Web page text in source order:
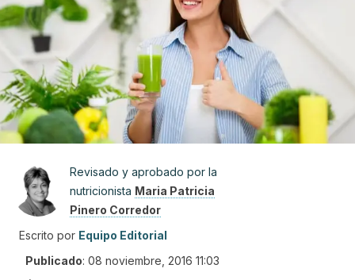
Revisado y aprobado por la
nutricionista Maria Patricia
Pinero Corredor
Escrito por Equipo Editorial
Publicado: 08 noviembre, 2016 11:03